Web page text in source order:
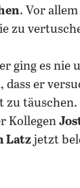
. Vor
zu
ging es nie
dass er
täuschen.
Kollegen
Latz jetzt